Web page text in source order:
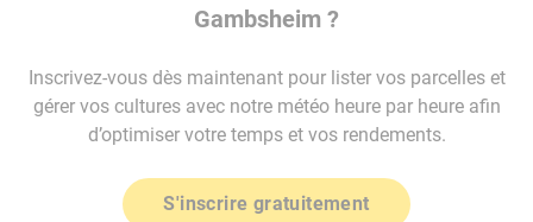
Gambsheim ?
Inscrivez-vous dès maintenant pour lister vos parcelles et
gérer vos cultures avec notre météo heure par heure afin
d’optimiser votre temps et vos rendements.
S'inscrire gratuitement